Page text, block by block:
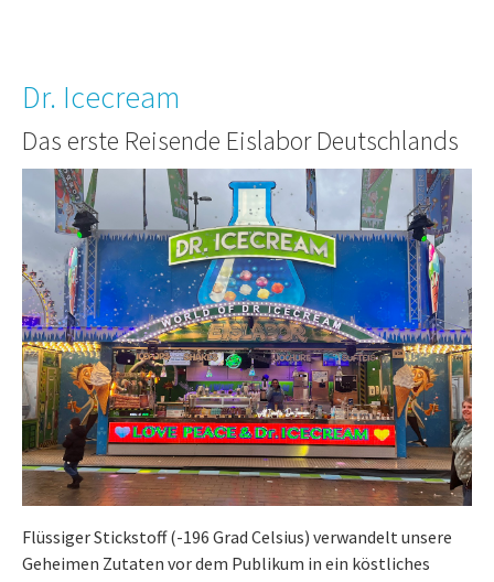
Dr. Icecream
Das erste Reisende Eislabor Deutschlands
Flüssiger Stickstoff (-196 Grad Celsius) verwandelt unsere
Geheimen Zutaten vor dem Publikum in ein köstliches